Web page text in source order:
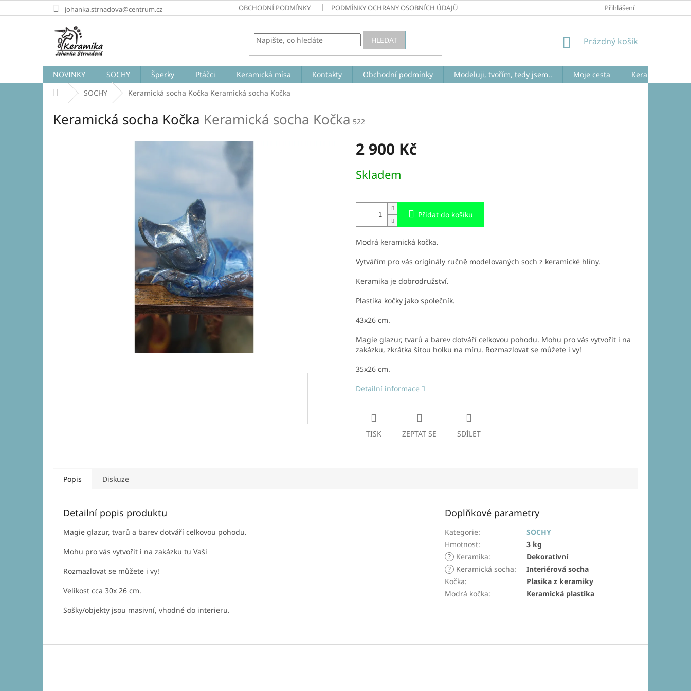
na
johanka.strnadova@centrum.cz OBCHODNÍ PODMÍNKY PODMÍNKY OCHRANY OSOBNÍCH ÚDAJŮ Přihlášení
HLEDAT
NÁKUPNÍ
Prázdný košík
NOVINKY SOCHY Šperky Ptáčci Keramická mísa Kontakty Obchodní podmínky Modeluji, tvořím, tedy jsem.. Moje cesta
Keramika raku.
Domů SOCHY Keramická socha Kočka Keramická socha Kočka
Keramická socha Kočka Keramická socha Kočka 522
2 900 Kč
cena:
Skladem
Přidat do košíku
Modrá keramická kočka.
Vytvářím pro vás originály ručně modelovaných soch z keramické hlíny.
Keramika je dobrodružství.
Plastika kočky jako společník.
43x26 cm.
Magie glazur, tvarů a barev dotváří celkovou pohodu. Mohu pro vás vytvořit i na
zakázku, zkrátka šitou holku na míru. Rozmazlovat se můžete i vy!
35x26 cm.
Detailní informace
TISK ZEPTAT SE SDÍLET
Popis Diskuze
Detailní popis produktu
Magie glazur, tvarů a barev dotváří celkovou pohodu.
Mohu pro vás vytvořit i na zakázku tu Vaši
Rozmazlovat se můžete i vy!
Velikost cca 30x 26 cm.
Sošky/objekty jsou masivní, vhodné do interieru.
Doplňkové parametry
Kategorie:
SOCHY
Hmotnost:
3 kg
? Keramika:
Dekorativní
? Keramická socha:
Interiérová socha
Kočka:
Plasika z keramiky
Modrá kočka: Keramická plastika